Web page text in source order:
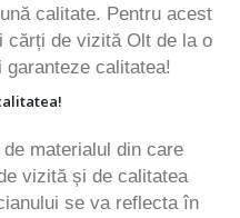
calitate. Pentru acest
cărți de vizită Olt de la o
calitatea!
materialul din care
vizită și de calitatea
se va reflecta în